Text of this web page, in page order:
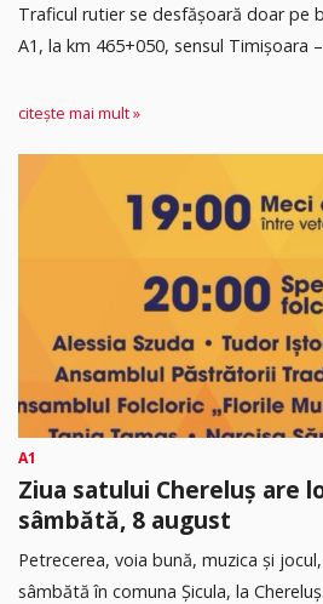
Traficul rutier se desfășoară doar pe
A1, la km 465+050, sensul Timişoara
citește mai mult »
A1
Ziua satului Chereluș are
sâmbătă, 8 august
Petrecerea, voia bună, muzica și
sâmbătă în comuna Șicula, la